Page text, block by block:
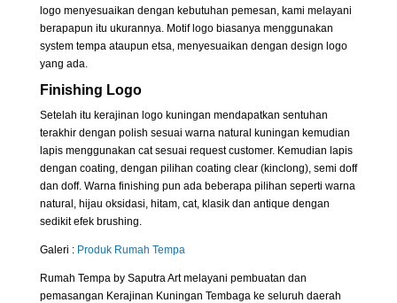
logo menyesuaikan dengan kebutuhan pemesan, kami melayani
berapapun itu ukurannya. Motif logo biasanya menggunakan
system tempa ataupun etsa, menyesuaikan dengan design logo
yang ada.
Finishing Logo
Setelah itu kerajinan logo kuningan mendapatkan sentuhan
terakhir dengan polish sesuai warna natural kuningan kemudian
lapis menggunakan cat sesuai request customer. Kemudian lapis
dengan coating, dengan pilihan coating clear (kinclong), semi doff
dan doff. Warna finishing pun ada beberapa pilihan seperti warna
natural, hijau oksidasi, hitam, cat, klasik dan antique dengan
sedikit efek brushing.
Galeri : Produk Rumah Tempa
Rumah Tempa by Saputra Art melayani pembuatan dan
pemasangan Kerajinan Kuningan Tembaga ke seluruh daerah